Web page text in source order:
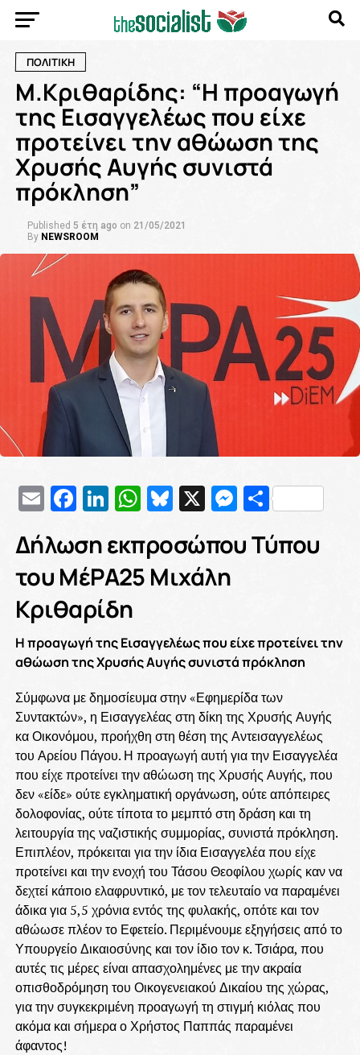
ΠΟΛΙΤΙΚΗ
Μ.Κριθαρίδης: “Η προαγωγή
της Εισαγγελέως που είχε
προτείνει την αθώωση της
Χρυσής Αυγής συνιστά
πρόκληση”
Published 5 έτη ago on 21/05/2021
By NEWSROOM
EmailFacebook
LinkedIn
WhatsApp
Bluesky
X
Δήλωση εκπροσώπου Τύπου
του ΜέΡΑ25 Μιχάλη
Κριθαρίδη
Η προαγωγή της Εισαγγελέως που είχε προτείνει την
αθώωση της Χρυσής Αυγής συνιστά πρόκληση
Σύμφωνα με δημοσίευμα στην «Εφημερίδα των
Συντακτών», η Εισαγγελέας στη δίκη της Χρυσής Αυγής
κα Οικονόμου, προήχθη στη θέση της Αντεισαγγελέως
του Αρείου Πάγου. Η προαγωγή αυτή για την Εισαγγελέα
που είχε προτείνει την αθώωση της Χρυσής Αυγής, που
δεν «είδε» ούτε εγκληματική οργάνωση, ούτε απόπειρες
δολοφονίας, ούτε τίποτα το μεμπτό στη δράση και τη
λειτουργία της ναζιστικής συμμορίας, συνιστά πρόκληση.
Επιπλέον, πρόκειται για την ίδια Εισαγγελέα που είχε
προτείνει και την ενοχή του Τάσου Θεοφίλου χωρίς καν να
δεχτεί κάποιο ελαφρυντικό, με τον τελευταίο να παραμένει
άδικα για 5,5 χρόνια εντός της φυλακής, οπότε και τον
αθώωσε πλέον το Εφετείο. Περιμένουμε εξηγήσεις από το
Υπουργείο Δικαιοσύνης και τον ίδιο τον κ. Τσιάρα, που
αυτές τις μέρες είναι απασχολημένες με την ακραία
οπισθοδρόμηση του Οικογενειακού Δικαίου της χώρας,
για την συγκεκριμένη προαγωγή τη στιγμή κιόλας που
ακόμα και σήμερα ο Χρήστος Παππάς παραμένει
άφαντος!